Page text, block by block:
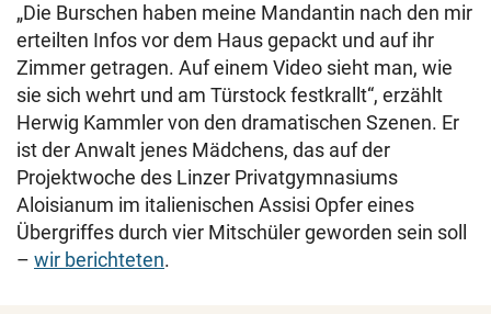
„Die Burschen haben meine Mandantin nach den mir
erteilten Infos vor dem Haus gepackt und auf ihr
Zimmer getragen. Auf einem Video sieht man, wie
sie sich wehrt und am Türstock festkrallt“, erzählt
Herwig Kammler von den dramatischen Szenen. Er
ist der Anwalt jenes Mädchens, das auf der
Projektwoche des Linzer Privatgymnasiums
Aloisianum im italienischen Assisi Opfer eines
Übergriffes durch vier Mitschüler geworden sein soll
– wir berichteten.